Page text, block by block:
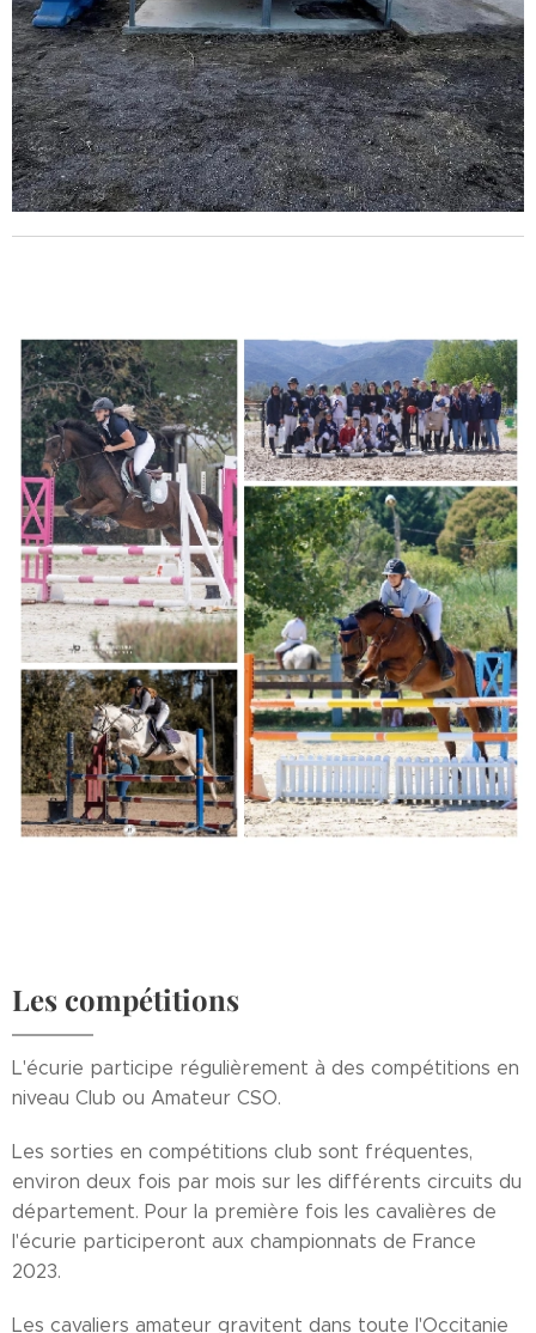
Les compétitions
L'écurie participe régulièrement à des compétitions en
niveau Club ou Amateur CSO.
Les sorties en compétitions club sont fréquentes,
environ deux fois par mois sur les différents circuits du
département. Pour la première fois les cavalières de
l'écurie participeront aux championnats de France
2023.
Les cavaliers amateur gravitent dans toute l'Occitanie